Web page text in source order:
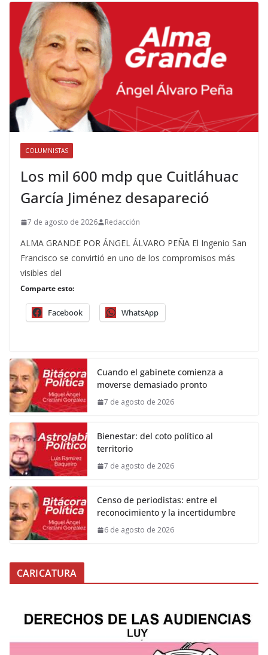
COLUMNISTAS
Los mil 600 mdp que Cuitláhuac
García Jiménez desapareció
7 de agosto de 2026 Redacción
ALMA GRANDE POR ÁNGEL ÁLVARO PEÑA El Ingenio San
Francisco se convirtió en uno de los compromisos más
visibles del
Comparte esto:
Facebook WhatsApp
Cuando el gabinete comienza a
moverse demasiado pronto
7 de agosto de 2026
Bienestar: del coto político al
territorio
7 de agosto de 2026
Censo de periodistas: entre el
reconocimiento y la incertidumbre
6 de agosto de 2026
CARICATURA